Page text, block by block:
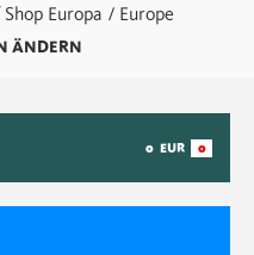
Europa / Europe
ÄNDERN
0 EUR 0